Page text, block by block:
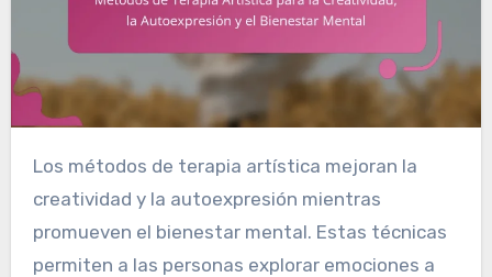
Los métodos de terapia artística mejoran la
creatividad y la autoexpresión mientras
promueven el bienestar mental. Estas técnicas
permiten a las personas explorar emociones a